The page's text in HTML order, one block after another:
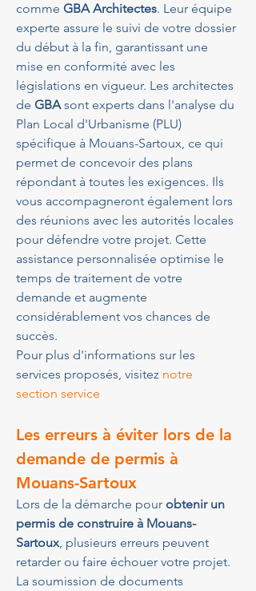
comme GBA Architectes. Leur équipe
experte assure le suivi de votre dossier
du début à la fin, garantissant une
mise en conformité avec les
législations en vigueur. Les architectes
de GBA sont experts dans l'analyse du
Plan Local d'Urbanisme (PLU)
spécifique à Mouans-Sartoux, ce qui
permet de concevoir des plans
répondant à toutes les exigences. Ils
vous accompagneront également lors
des réunions avec les autorités locales
pour défendre votre projet. Cette
assistance personnalisée optimise le
temps de traitement de votre
demande et augmente
considérablement vos chances de
succès.
Pour plus d'informations sur les
services proposés, visitez notre
section service
Les erreurs à éviter lors de la
demande de permis à
Mouans-Sartoux
Lors de la démarche pour obtenir un
permis de construire à Mouans-
Sartoux, plusieurs erreurs peuvent
retarder ou faire échouer votre projet.
La soumission de documents